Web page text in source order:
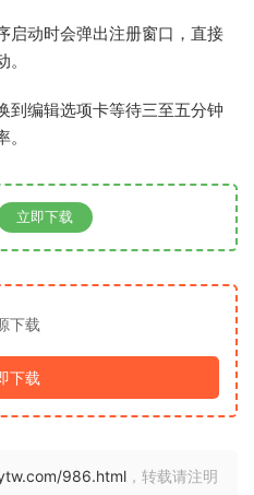
启动时会弹出注册窗口，直接
到编辑选项卡等待三至五分钟
立即下载
下载
下载
986.html ，转载请注明